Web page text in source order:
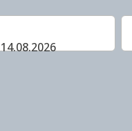
14.08.2026